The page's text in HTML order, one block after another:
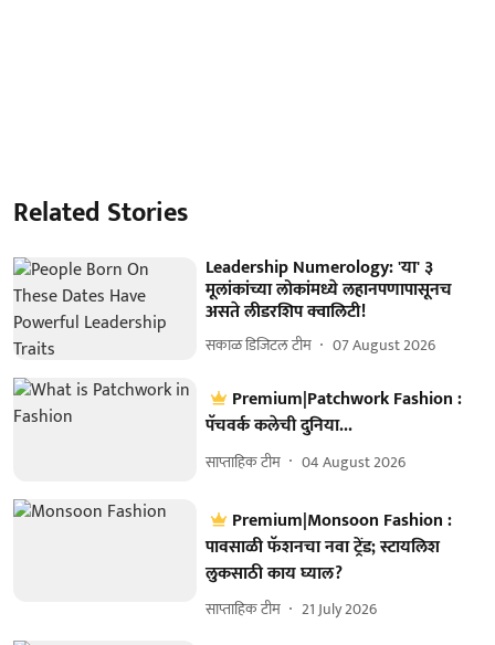
Related Stories
Leadership Numerology: 'या' ३
मूलांकांच्या लोकांमध्ये लहानपणापासूनच
असते लीडरशिप क्वालिटी!
सकाळ डिजिटल टीम 07 August 2026
Premium|Patchwork Fashion :
पॅचवर्क कलेची दुनिया...
साप्ताहिक टीम 04 August 2026
Premium|Monsoon Fashion :
पावसाळी फॅशनचा नवा ट्रेंड; स्टायलिश
लुकसाठी काय घ्याल?
साप्ताहिक टीम 21 July 2026